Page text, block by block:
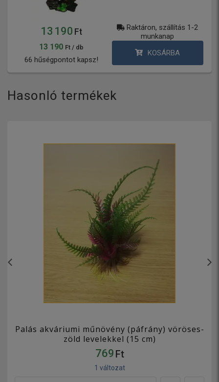
13 190 Ft
13 190 Ft / db
66 hűségpontot kapsz!
Raktáron, szállítás 1-2
munkanap
KOSÁRBA
Hasonló termékek
Palás akváriumi műnövény (páfrány) vöröses-
zöld levelekkel (15 cm)
769 Ft
1 változat